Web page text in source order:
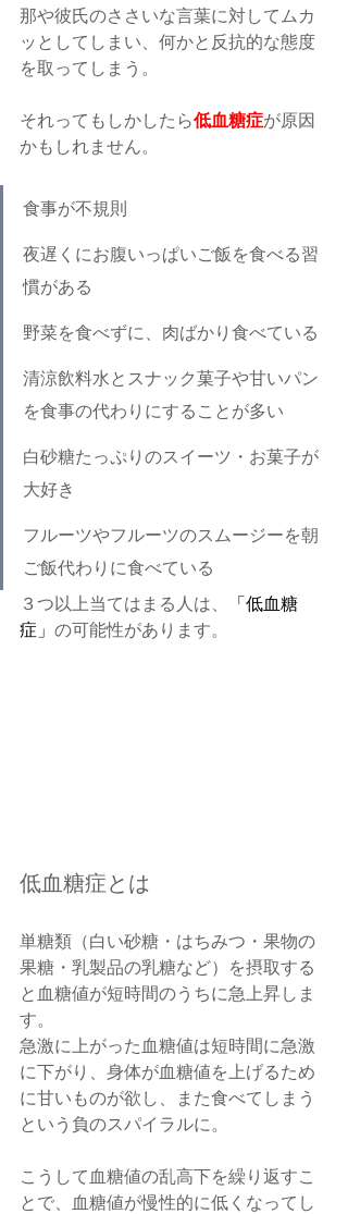
那や彼氏のささいな言葉に対してムカ
ッとしてしまい、何かと反抗的な態度
を取ってしまう。
それってもしかしたら低血糖症が原因
かもしれません。
食事が不規則
夜遅くにお腹いっぱいご飯を食べる習
慣がある
野菜を食べずに、肉ばかり食べている
清涼飲料水とスナック菓子や甘いパン
を食事の代わりにすることが多い
白砂糖たっぷりのスイーツ・お菓子が
大好き
フルーツやフルーツのスムージーを朝
ご飯代わりに食べている
３つ以上当てはまる人は、
「低血糖
症」 の可能性があります。
低血糖症とは
単糖類（白い砂糖・はちみつ・果物の
果糖・乳製品の乳糖など）を摂取する
と血糖値が短時間のうちに急上昇しま
す。
急激に上がった血糖値は短時間に急激
に下がり、身体が血糖値を上げるため
に甘いものが欲し、また食べてしまう
という負のスパイラルに。
こうして血糖値の乱高下を繰り返すこ
とで、血糖値が慢性的に低くなってし